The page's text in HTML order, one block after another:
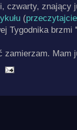
czwarty, znający
(
Tygodnika brzmi
zamierzam. Mam